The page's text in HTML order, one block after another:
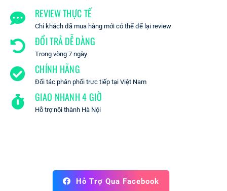
REVIEW THỰC TẾ
Chỉ khách đã mua hàng mới có thể để lại review
ĐỔI TRẢ DỄ DÀNG
Trong vòng 7 ngày
CHÍNH HÃNG
Đối tác phân phối trực tiếp tại Việt Nam
GIAO NHANH 4 GIỜ
Hỗ trợ nội thành Hà Nội
Hỗ Trợ Qua Facebook